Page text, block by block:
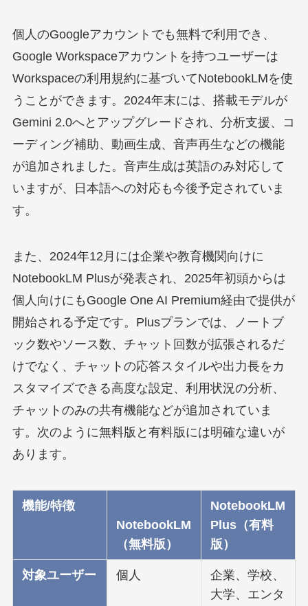
個人のGoogleアカウントでも無料で利用でき、
Google Workspaceアカウントを持つユーザーは
Workspaceの利用規約に基づいてNotebookLMを使
うことができます。2024年末には、搭載モデルが
Gemini 2.0へとアップグレードされ、分析支援、コ
ーディング補助、動画生成、音声再生などの機能
が追加されました。音声生成は英語のみ対応して
いますが、日本語への対応も今後予定されていま
す。
また、2024年12月には企業や教育機関向けに
NotebookLM Plusが発表され、2025年初頭からは
個人向けにもGoogle One AI Premium経由で提供が
開始される予定です。Plusプランでは、ノートブ
ック数やソース数、チャット回数が拡張されるだ
けでなく、チャットの応答スタイルや出力長をカ
スタマイズできる高度な設定、利用状況の分析、
チャットのみの共有機能などが追加されていま
す。次のように無料版と有料版には明確な違いが
あります。
機能/特徴
NotebookLM
（無料版）
NotebookLM
Plus（有料
版）
対象ユーザー 個人
企業、学校、
大学、エンタ